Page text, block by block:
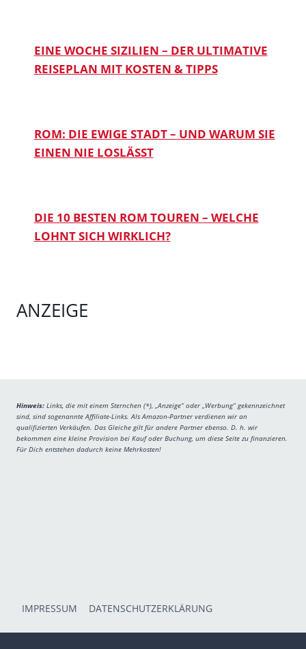
EINE WOCHE SIZILIEN – DER ULTIMATIVE
REISEPLAN MIT KOSTEN & TIPPS
ROM: DIE EWIGE STADT – UND WARUM SIE
EINEN NIE LOSLÄSST
DIE 10 BESTEN ROM TOUREN – WELCHE
LOHNT SICH WIRKLICH?
ANZEIGE
Hinweis: Links, die mit einem Sternchen (*), „Anzeige“ oder „Werbung“ gekennzeichnet
sind, sind sogenannte Affiliate-Links. Als Amazon-Partner verdienen wir an
qualifizierten Verkäufen. Das Gleiche gilt für andere Partner ebenso. D. h. wir
bekommen eine kleine Provision bei Kauf oder Buchung, um diese Seite zu finanzieren.
Für Dich entstehen dadurch keine Mehrkosten!
IMPRESSUM DATENSCHUTZERKLÄRUNG